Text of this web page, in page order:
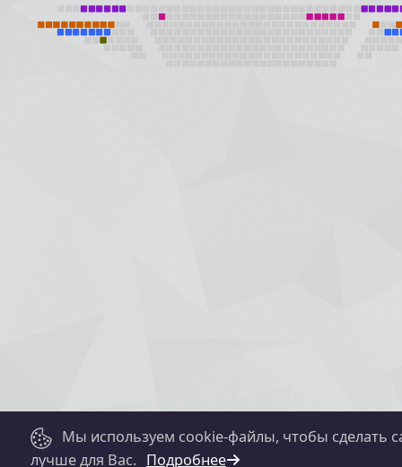
Мы используем cookie-файлы, чтобы сделать
лучше для Вас. Подробнее